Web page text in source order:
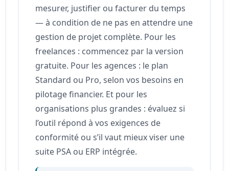
mesurer, justifier ou facturer du temps
— à condition de ne pas en attendre une
gestion de projet complète. Pour les
freelances : commencez par la version
gratuite. Pour les agences : le plan
Standard ou Pro, selon vos besoins en
pilotage financier. Et pour les
organisations plus grandes : évaluez si
l’outil répond à vos exigences de
conformité ou s’il vaut mieux viser une
suite PSA ou ERP intégrée.